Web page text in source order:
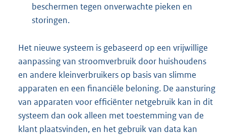
beschermen tegen onverwachte pieken en
storingen.
Het nieuwe systeem is gebaseerd op een vrijwillige
aanpassing van stroomverbruik door huishoudens
en andere kleinverbruikers op basis van slimme
apparaten en een financiële beloning. De aansturing
van apparaten voor efficiënter netgebruik kan in dit
systeem dan ook alleen met toestemming van de
klant plaatsvinden, en het gebruik van data kan